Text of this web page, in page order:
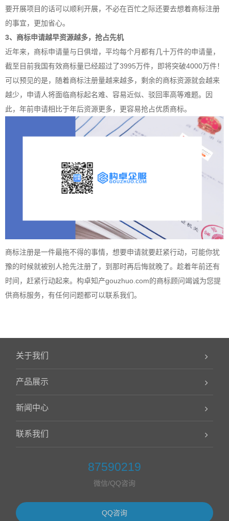
要开展项目的话可以顺利开展，不必在百忙之际还要去想着商标注册
的事宜，更加省心。
3、商标申请越早资源越多，抢占先机
近年来，商标申请量与日俱增，平均每个月都有几十万件的申请量，
截至目前我国有效商标量已经超过了3995万件，即将突破4000万件！
可以预见的是，随着商标注册量越来越多，剩余的商标资源就会越来
越少，申请人将面临商标起名难、容易近似、驳回率高等难题。因
此，年前申请相比于年后资源更多，更容易抢占优质商标。
商标注册是一件最拖不得的事情，想要申请就要赶紧行动，可能你犹
豫的时候就被别人抢先注册了，到那时再后悔就晚了。趁着年前还有
时间，赶紧行动起来。 构卓知产gouzhuo.com的商标顾问竭诚为您提
供商标服务，有任何问题都可以联系我们。
关于我们
产品展示
新闻中心
联系我们
87590219
微信/QQ咨询
QQ咨询